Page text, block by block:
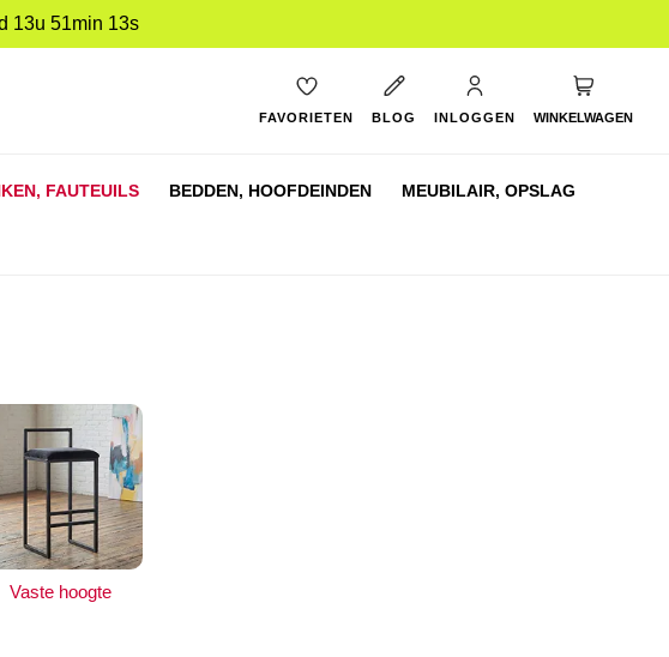
13u 51min 12s
FAVORIETEN BLOG INLOGGEN WINKELWAGEN
FAUTEUILS BEDDEN, HOOFDEINDEN MEUBILAIR, OPSLAG
Vaste hoogte